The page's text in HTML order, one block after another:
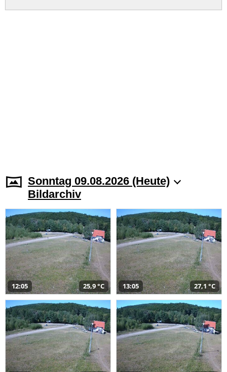
Sonntag 09.08.2026 (Heute)
Bildarchiv
12:05 25,9 °C 13:05 27,1 °C